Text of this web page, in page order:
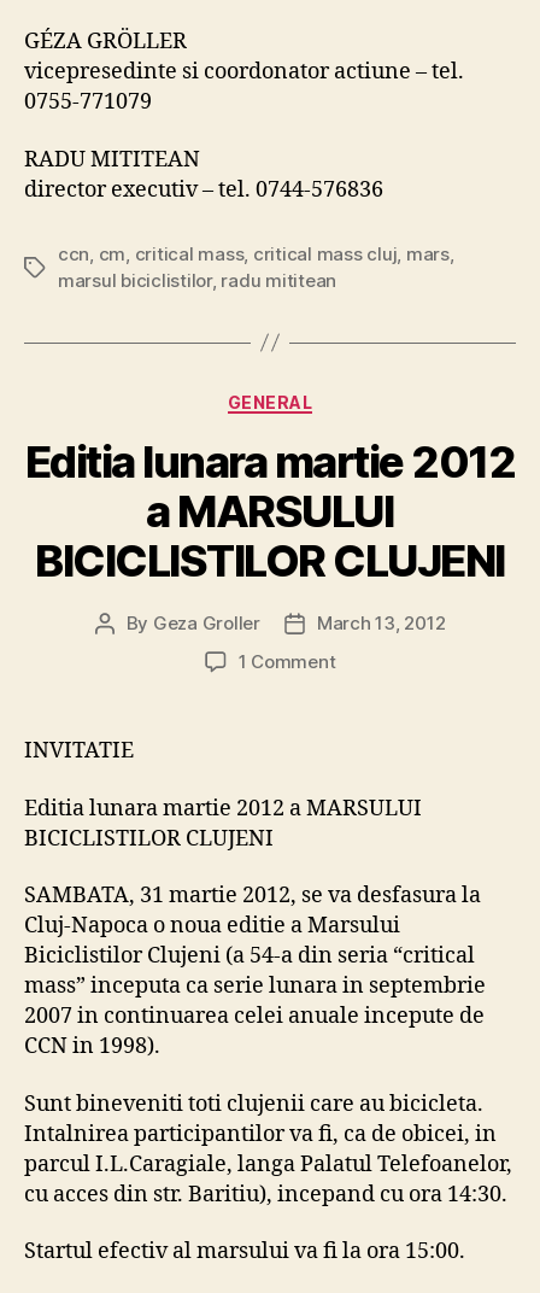
GÉZA GRÖLLER
vicepresedinte si coordonator actiune – tel.
0755-771079
RADU MITITEAN
director executiv – tel. 0744-576836
Tags
ccn cm critical mass, critical mass cluj mars,
marsul biciclistilor, radu mititean
Categories
GENERAL
Editia lunara martie 2012
a MARSULUI
BICICLISTILOR CLUJENI
Post
By Geza Groller
Post
date
March 13, 2012
1 Commenton
MARSULUI
INVITATIE
Editia lunara martie 2012 a MARSULUI
BICICLISTILOR CLUJENI
SAMBATA, 31 martie 2012, se va desfasura la
Cluj-Napoca o noua editie a Marsului
Biciclistilor Clujeni (a 54-a din seria “critical
mass” inceputa ca serie lunara in septembrie
2007 in continuarea celei anuale incepute de
CCN in 1998).
Sunt bineveniti toti clujenii care au bicicleta.
Intalnirea participantilor va fi, ca de obicei, in
parcul I.L.Caragiale, langa Palatul Telefoanelor,
cu acces din str. Baritiu), incepand cu ora 14:30.
Startul efectiv al marsului va fi la ora 15:00.